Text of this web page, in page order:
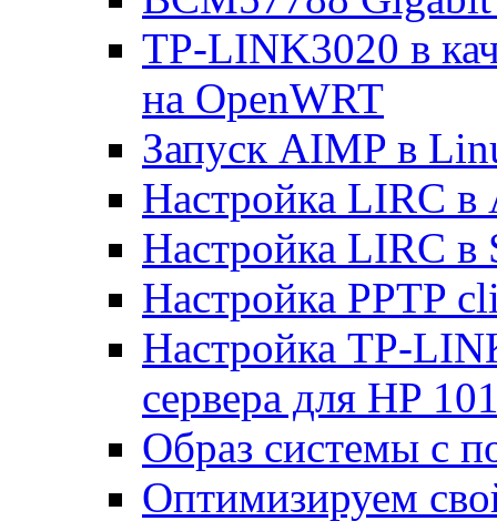
TP-LINK3020 в
на OpenWRT
Запуск AIMP в
Настройка LIRC
Настройка LIRC
Настройка PPTP
Настройка TP-
сервера для HP
Образ системы с
Оптимизируем